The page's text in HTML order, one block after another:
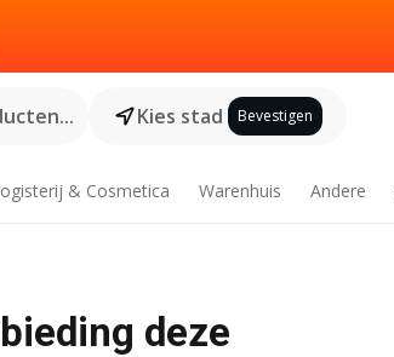
Kies stad Bevestigen
& Cosmetica Warenhuis Andere
deze